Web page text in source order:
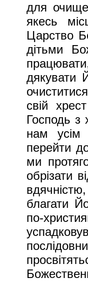
для
якесь
Царство
дітьми
дякувати
свій
Господь з
нам усім
перейти
ми
обрізати
благати
по-